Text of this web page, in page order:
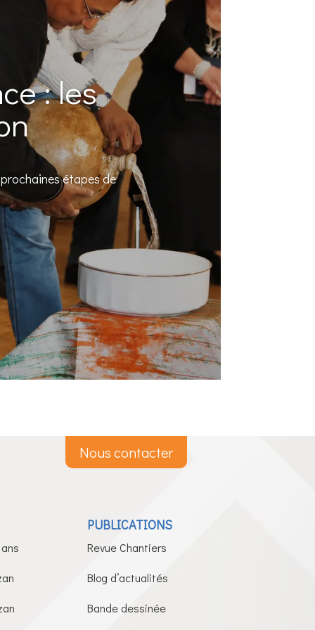
: les
étapes de
Nous contacter
PUBLICATIONS
Revue Chantiers
Blog d’actualités
Bande dessinée